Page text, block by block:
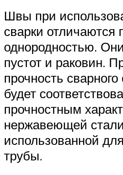
Швы при
сварки отличаются
однородностью.
пустот и раковин.
прочность
будет
прочностным
нержавеющей
использованной
трубы.